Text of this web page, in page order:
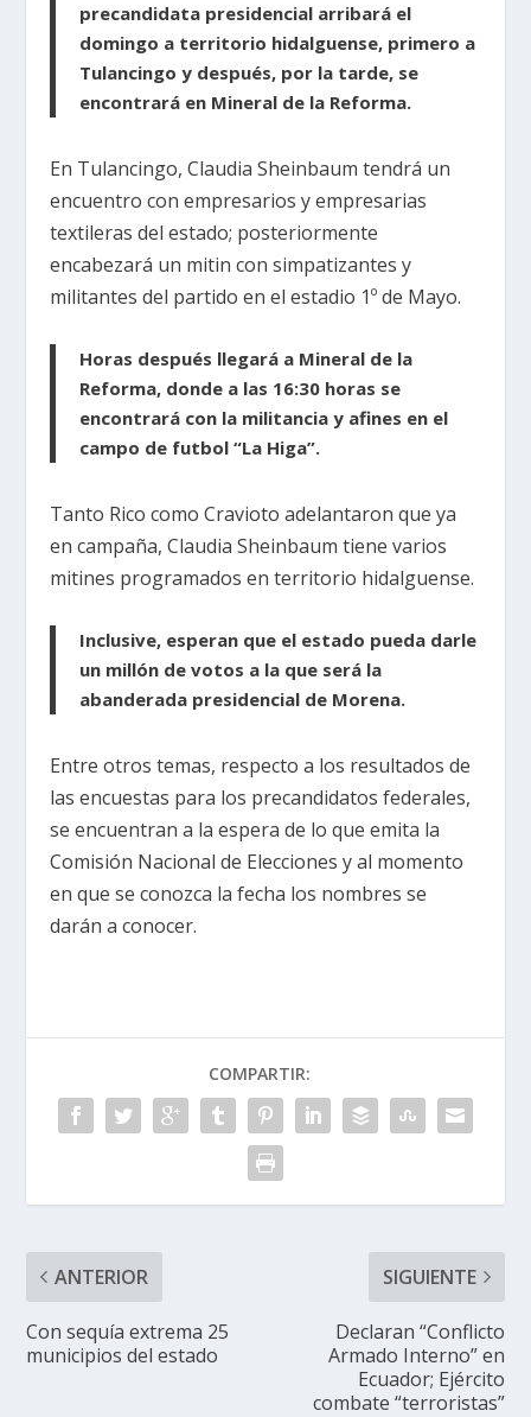
precandidata presidencial arribará el
domingo a territorio hidalguense, primero a
Tulancingo y después, por la tarde, se
encontrará en Mineral de la Reforma.
En Tulancingo, Claudia Sheinbaum tendrá un
encuentro con empresarios y empresarias
textileras del estado; posteriormente
encabezará un mitin con simpatizantes y
militantes del partido en el estadio 1º de Mayo.
Horas después llegará a Mineral de la
Reforma, donde a las 16:30 horas se
encontrará con la militancia y afines en el
campo de futbol “La Higa”.
Tanto Rico como Cravioto adelantaron que ya
en campaña, Claudia Sheinbaum tiene varios
mitines programados en territorio hidalguense.
Inclusive, esperan que el estado pueda darle
un millón de votos a la que será la
abanderada presidencial de Morena.
Entre otros temas, respecto a los resultados de
las encuestas para los precandidatos federales,
se encuentran a la espera de lo que emita la
Comisión Nacional de Elecciones y al momento
en que se conozca la fecha los nombres se
darán a conocer.
COMPARTIR:
ANTERIOR
Con sequía extrema 25
municipios del estado
SIGUIENTE
Declaran “Conflicto
Armado Interno” en
Ecuador; Ejército
combate “terroristas”